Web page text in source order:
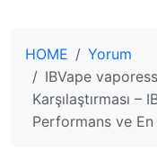
HOME
Yorum
IBVape
Karşılaştırması –
Performans ve